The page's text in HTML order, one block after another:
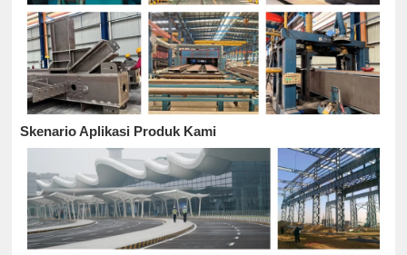
Skenario Aplikasi Produk Kami